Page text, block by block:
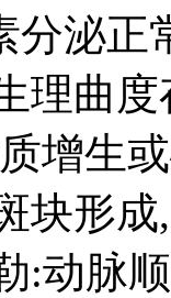
分泌
理曲
增生
块形
:动脉